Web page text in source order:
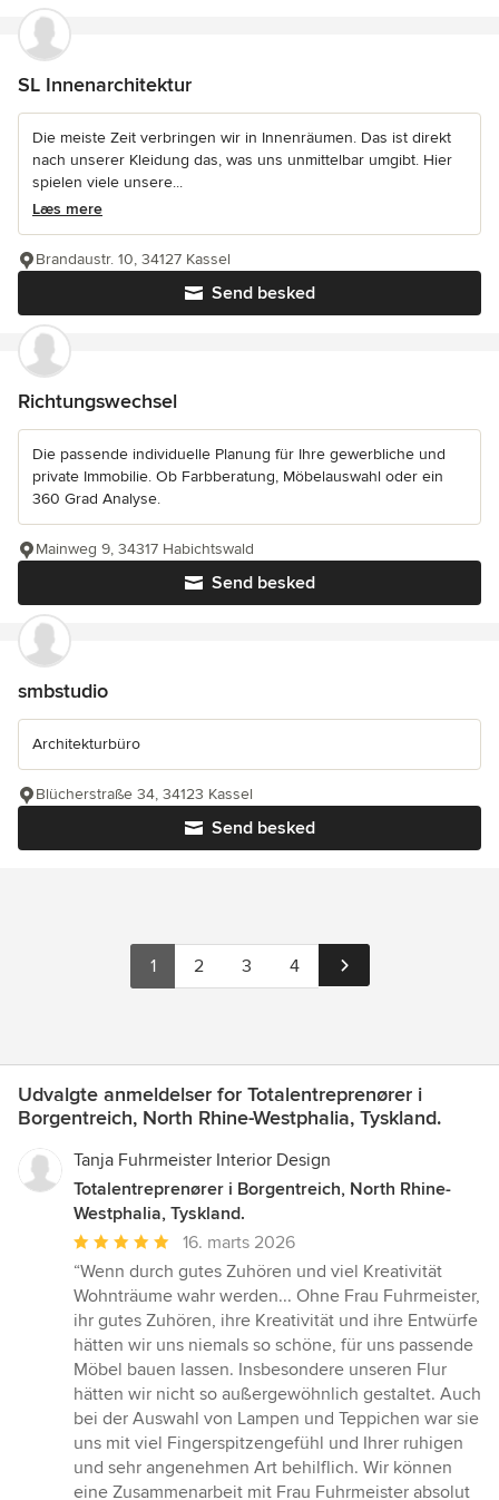
SL Innenarchitektur
Die meiste Zeit verbringen wir in Innenräumen. Das ist direkt
nach unserer Kleidung das, was uns unmittelbar umgibt. Hier
spielen viele unsere...
Læs mere
Send besked
Brandaustr. 10, 34127 Kassel
Richtungswechsel
Die passende individuelle Planung für Ihre gewerbliche und
private Immobilie. Ob Farbberatung, Möbelauswahl oder ein
360 Grad Analyse.
Send besked
Mainweg 9, 34317 Habichtswald
smbstudio
Architekturbüro
Send besked
Blücherstraße 34, 34123 Kassel
1 2 3 4
Udvalgte anmeldelser for Totalentreprenører i
Borgentreich, North Rhine-Westphalia, Tyskland.
Tanja Fuhrmeister Interior Design
Totalentreprenører i Borgentreich, North Rhine-
Westphalia, Tyskland.
Gennemsnitlig
bedømmelse:
5
ud
af
5
stjerner
16. marts 2026
“Wenn durch gutes Zuhören und viel Kreativität
Wohnträume wahr werden... Ohne Frau Fuhrmeister,
ihr gutes Zuhören, ihre Kreativität und ihre Entwürfe
hätten wir uns niemals so schöne, für uns passende
Möbel bauen lassen. Insbesondere unseren Flur
hätten wir nicht so außergewöhnlich gestaltet. Auch
bei der Auswahl von Lampen und Teppichen war sie
uns mit viel Fingerspitzengefühl und Ihrer ruhigen
und sehr angenehmen Art behilflich. Wir können
eine Zusammenarbeit mit Frau Fuhrmeister absolut